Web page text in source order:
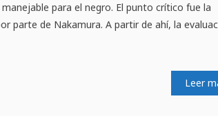
para el negro. El punto crítico fue la
parte de Nakamura. A partir de ahí, la
Leer